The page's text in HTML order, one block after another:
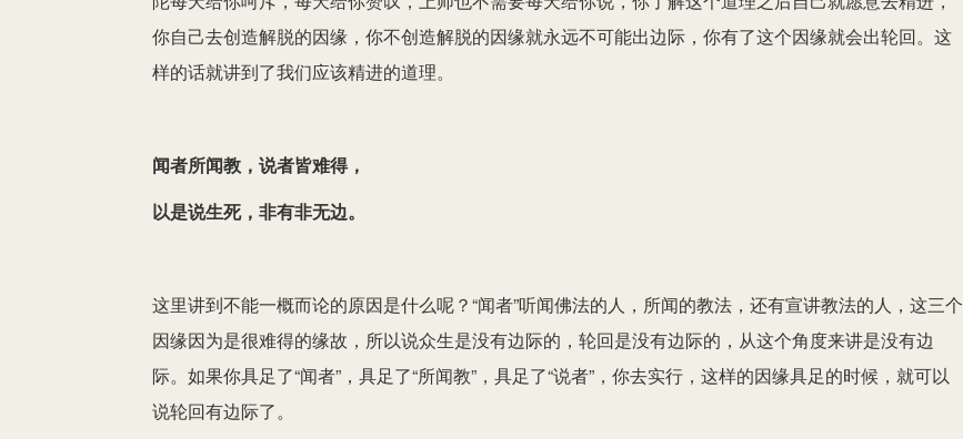
你自己去创造解脱的因缘，你不创造解脱的因缘就永远不可能出边际，你有了这个因缘就会出轮回。这
样的话就讲到了我们应该精进的道理。
闻者所闻教，说者皆难得，
以是说生死，非有非无边。
这里讲到不能一概而论的原因是什么呢？“闻者”听闻佛法的人，所闻的教法，还有宣讲教法的人，这三个
因缘因为是很难得的缘故，所以说众生是没有边际的，轮回是没有边际的，从这个角度来讲是没有边
际。如果你具足了“闻者”，具足了“所闻教”，具足了“说者”，你去实行，这样的因缘具足的时候，就可以
说轮回有边际了。